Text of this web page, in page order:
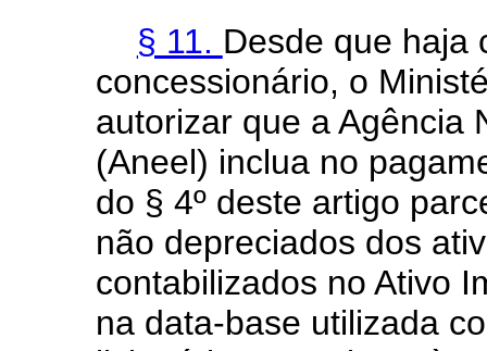
§ 11. Desde que haja
concessionário, o
autorizar que a Agência
(Aneel) inclua no
do § 4º deste artigo
não depreciados dos
contabilizados no Ativo
na data-base utilizada